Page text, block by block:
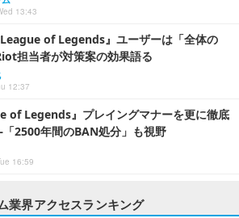
13:43
of Legends』ユーザーは「全体の
担当者が対策案の効果語る
12:37
of Legends』プレイングマナーを更に徹底
2500年間のBAN処分」も視野
16:59
業界アクセスランキング